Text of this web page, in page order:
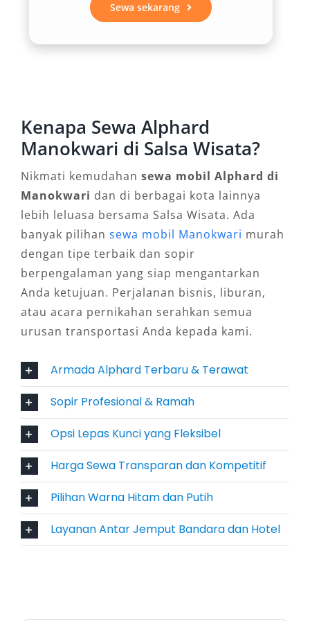
membutuhkan citra profesional. Pilihan unit
fleksibilitas tampilan sesuai keperluan acara,
kesempatan.
3. Kepraktisan untuk Layanan
Antar Jemput Bandara
jemput Bandara Rendani, terutama bagi
penumpang yang membawa banyak barang
atau menginginkan ruang pribadi setelah
penerbangan panjang. Kabin lega dan fitur
hiburan membuat waktu tunggu dan
perjalanan menuju akomodasi menjadi lebih
relaks dan efisien. Layanan Alphard dengan
sopir Manokwari memungkinkan Anda duduk
santai tanpa perlu memikirkan rute atau
kondisi lalu lintas.
4. Fleksibilitas Pilihan Layanan:
Harian, Bulanan, dengan Sopir
atau Lepas Kunci
Penyedia rental Alphard Manokwari seperti
Sewa sekarang
Kenapa Sewa Alphard
Manokwari di Salsa Wisata?
Nikmati kemudahan sewa mobil Alphard di
Manokwari dan di berbagai kota lainnya
lebih leluasa bersama Salsa Wisata. Ada
banyak pilihan sewa mobil Manokwari murah
dengan tipe terbaik dan sopir
berpengalaman yang siap mengantarkan
Anda ketujuan. Perjalanan bisnis, liburan,
atau acara pernikahan serahkan semua
urusan transportasi Anda kepada kami.
Armada Alphard Terbaru & Terawat
Sopir Profesional & Ramah
Opsi Lepas Kunci yang Fleksibel
Harga Sewa Transparan dan Kompetitif
Pilihan Warna Hitam dan Putih
Layanan Antar Jemput Bandara dan Hotel